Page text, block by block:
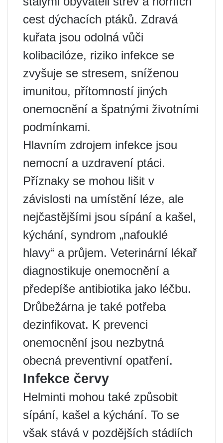
cest dýchacích ptáků. Zdravá
kuřata jsou odolná vůči
kolibacilóze, riziko infekce se
zvyšuje se stresem, sníženou
imunitou, přítomností jiných
onemocnění a špatnými životními
podmínkami.
Hlavním zdrojem infekce jsou
nemocní a uzdravení ptáci.
Příznaky se mohou lišit v
závislosti na umístění léze, ale
nejčastějšími jsou sípání a kašel,
kýchání, syndrom „nafouklé
hlavy“ a průjem. Veterinární lékař
diagnostikuje onemocnění a
předepíše antibiotika jako léčbu.
Drůbežárna je také potřeba
dezinfikovat. K prevenci
onemocnění jsou nezbytná
obecná preventivní opatření.
Infekce červy
Helminti mohou také způsobit
sípání, kašel a kýchání. To se
však stává v pozdějších stádiích